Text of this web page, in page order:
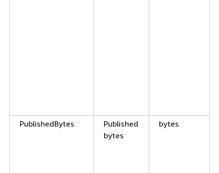
PublishedBytes
Published
bytes
bytes